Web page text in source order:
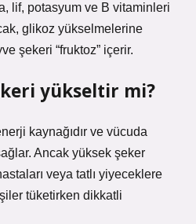
lif, potasyum ve B vitaminleri
glikoz yükselmelerine
şekeri “fruktoz” içerir.
yükseltir mi?
kaynağıdır ve vücuda
Ancak yüksek şeker
veya tatlı yiyeceklere
tüketirken dikkatli